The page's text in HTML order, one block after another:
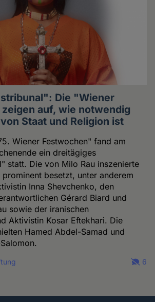
Die "Wiener
auf, wie notwendig
Staat und Religion ist
Wiener Festwochen" fand am
ein dreitägiges
statt. Die von Milo Rau inszenierte
besetzt, unter anderem
Inna Shevchenko, den
Gérard Biard und
sowie der iranischen
Aktivistin Kosar Eftekhari. Die
Hamed Abdel-Samad und
6